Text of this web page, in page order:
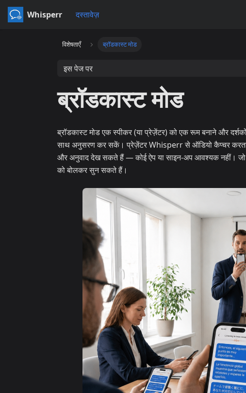
Whisperr दस्तावेज़
विशेषताएँ ब्रॉडकास्ट मोड
इस पेज पर
ब्रॉडकास्ट मोड
ब्रॉडकास्ट मोड एक स्पीकर (या प्रेज़ेंटर) को एक रूम बनाने और
साथ अनुसरण कर सकें। प्रेज़ेंटर Whisperr से ऑडियो कैप्चर करता
और अनुवाद देख सकते हैं — कोई ऐप या साइन-अप आवश्यक नहीं।
को बोलकर सुन सकते हैं।